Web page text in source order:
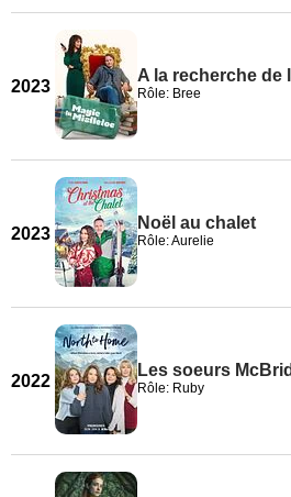
2023
A la recherche de
Rôle: Bree
2023
Noël au chalet
Rôle: Aurelie
2022
Les soeurs
Rôle: Ruby